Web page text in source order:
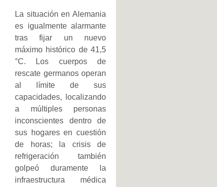
La situación en Alemania
es igualmente alarmante
tras fijar un nuevo
máximo histórico de 41,5
°C. Los cuerpos de
rescate germanos operan
al límite de sus
capacidades, localizando
a múltiples personas
inconscientes dentro de
sus hogares en cuestión
de horas; la crisis de
refrigeración también
golpeó duramente la
infraestructura médica